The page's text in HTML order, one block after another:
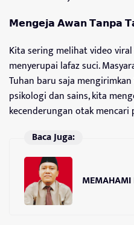
𝗠𝗲𝗻𝗴𝗲𝗷𝗮 𝗔𝘄𝗮𝗻 𝗧𝗮𝗻𝗽𝗮
Kita sering melihat video
menyerupai lafaz suci.
Tuhan baru saja
psikologi dan sains, kita
kecenderungan otak
Baca Juga:
MEMAHAMI